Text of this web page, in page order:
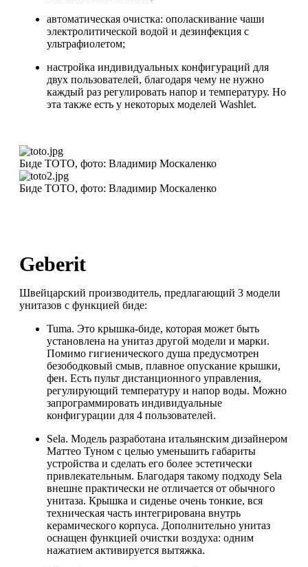
автоматическая очистка: ополаскивание чаши
электролитической водой и дезинфекция с
ультрафиолетом;
настройка индивидуальных конфигураций для
двух пользователей, благодаря чему не нужно
каждый раз регулировать напор и температуру. Но
эта также есть у некоторых моделей Washlet.
Биде TOTO, фото: Владимир Москаленко
Биде TOTO, фото: Владимир Москаленко
Geberit
Швейцарский производитель, предлагающий 3 модели
унитазов с функцией биде:
Tuma. Это крышка-биде, которая может быть
установлена на унитаз другой модели и марки.
Помимо гигиенического душа предусмотрен
безободковый смыв, плавное опускание крышки,
фен. Есть пульт дистанционного управления,
регулирующий температуру и напор воды. Можно
запрограммировать индивидуальные
конфигурации для 4 пользователей.
Sela. Модель разработана итальянским дизайнером
Маттео Туном с целью уменьшить габариты
устройства и сделать его более эстетически
привлекательным. Благодаря такому подходу Sela
внешне практически не отличается от обычного
унитаза. Крышка и сиденье очень тонкие, вся
техническая часть интегрирована внутрь
керамического корпуса. Дополнительно унитаз
оснащен функцией очистки воздуха: одним
нажатием активируется вытяжка.